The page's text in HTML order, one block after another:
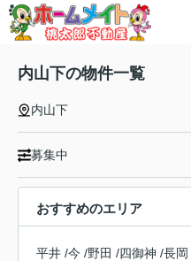
内山下の物件一覧
内山下
募集中
おすすめのエリア
平井 /今 /野田 /四御神 /長岡